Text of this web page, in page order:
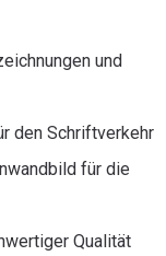
und
den Schriftverkehr
für die
Qualität